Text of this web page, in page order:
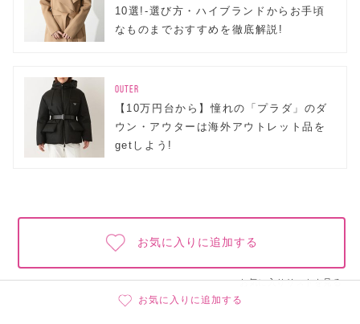
10選!-選び方・ハイブランドからお手頃
なものまでおすすめを徹底解説!
OUTER
【10万円台から】憧れの「プラダ」のダ
ウン・アウターは海外アウトレット品を
getしよう!
お気に入りに追加する
お気に入りリストを見る
お気に入りに追加する